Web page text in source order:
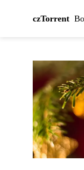
czTorrent